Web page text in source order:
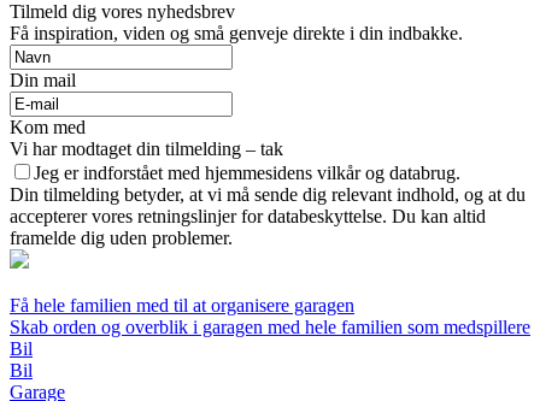
Tilmeld dig vores nyhedsbrev
Få inspiration, viden og små genveje direkte i din indbakke.
Din mail
Kom med
Vi har modtaget din tilmelding – tak
Jeg er indforstået med hjemmesidens vilkår og databrug.
Din tilmelding betyder, at vi må sende dig relevant indhold, og at du
accepterer vores retningslinjer for databeskyttelse. Du kan altid
framelde dig uden problemer.
Få hele familien med til at organisere garagen
Skab orden og overblik i garagen med hele familien som medspillere
Bil
Bil
Garage